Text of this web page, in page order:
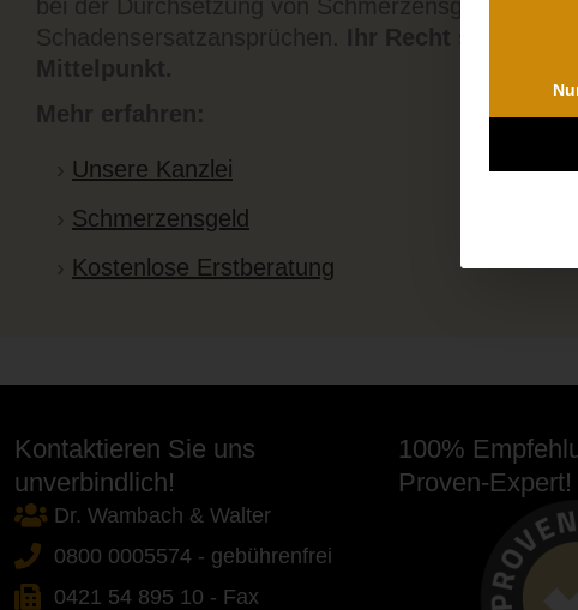
bei der Durchsetzung von Schmerzensgeld- und
Schadensersatzansprüchen. Ihr Recht steht für
Mittelpunkt.
Mehr erfahren:
Unsere Kanzlei
Schmerzensgeld
Kostenlose Erstberatung
Kontaktieren Sie uns
unverbindlich!
Dr. Wambach & Walter
0800 0005574 - gebührenfrei
0421 54 895 10 - Fax
100%
Proven-Expert!